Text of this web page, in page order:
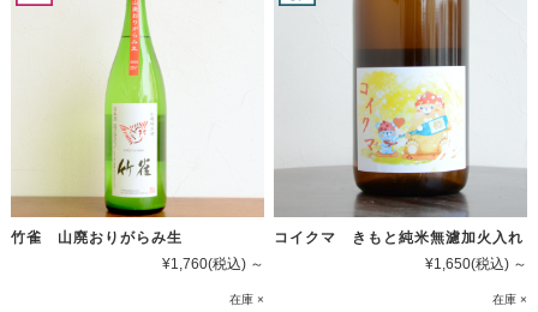
竹雀 山廃おりがらみ生
¥1,760(税込) ～
在庫 ×
コイクマ きもと純米無濾加火入れ
¥1,650(税込) ～
在庫 ×